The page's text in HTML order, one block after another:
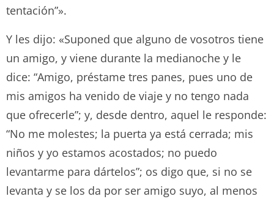
tentación”».
Y les dijo: «Suponed que alguno de vosotros tiene
un amigo, y viene durante la medianoche y le
dice: “Amigo, préstame tres panes, pues uno de
mis amigos ha venido de viaje y no tengo nada
que ofrecerle”; y, desde dentro, aquel le responde:
“No me molestes; la puerta ya está cerrada; mis
niños y yo estamos acostados; no puedo
levantarme para dártelos”; os digo que, si no se
levanta y se los da por ser amigo suyo, al menos